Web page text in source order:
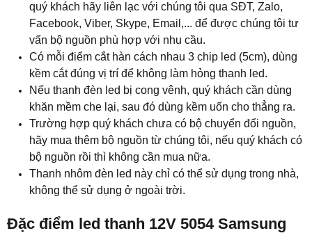
quý khách hãy liên lạc với chúng tôi qua SĐT, Zalo,
Facebook, Viber, Skype, Email,... để được chúng tôi tư
vấn bộ nguồn phù hợp với nhu cầu.​
Có mỗi điểm cắt hàn cách nhau 3 chip led (5cm), dùng
kềm cắt đúng vị trí để không làm hỏng thanh led.
Nếu thanh đèn led bị cong vênh, quý khách cần dùng
khăn mềm che lại, sau đó dùng kềm uốn cho thẳng ra.
Trường hợp quý khách chưa có bộ chuyển đổi nguồn,
hãy mua thêm bộ nguồn từ chúng tôi, nếu quý khách có
bộ nguồn rồi thì không cần mua nữa.
Thanh nhôm đèn led này chỉ có thể sử dụng trong nhà,
không thể sử dụng ở ngoài trời.
Đặc điểm led thanh 12V 5054 Samsung